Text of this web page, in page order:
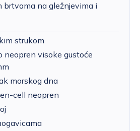
brtvama na gležnjevima i
strukom
neopren visoke gustoće
morskog dna
cell neopren